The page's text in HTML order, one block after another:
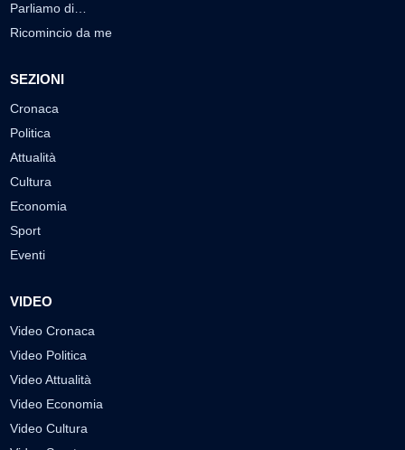
Parliamo di…
Ricomincio da me
SEZIONI
Cronaca
Politica
Attualità
Cultura
Economia
Sport
Eventi
VIDEO
Video Cronaca
Video Politica
Video Attualità
Video Economia
Video Cultura